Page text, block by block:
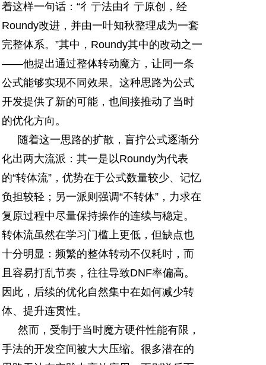
着这样一句话：“彳亍法由彳亍原创，经
Roundy改进，并由一叶知秋整理成为一套
完整体系。”其中，Roundy其中的改动之一
——他提出通过整体转动魔方，让同一条
公式能够实现不同效果。这种思路为公式
开发提供了新的可能，也间接推动了当时
的优化方向。
随着这一思路的扩散，盲拧公式逐渐分
化出两大流派：其一是以Roundy为代表
的“转体流”，优势在于公式数量较少、记忆
负担较轻；另一派则强调“不转体”，力求在
复原过程中尽量保持操作的连续与稳定。
转体流虽然在学习门槛上更低，但缺点也
十分明显：频繁的整体转动不仅耗时，而
且容易打乱节奏，往往导致DNF率偏高。
因此，后续的优化自然集中在如何减少转
体、提升连贯性。
然而，受制于当时魔方硬件性能有限，
手法的开发空间被大大压缩。很多潜在的